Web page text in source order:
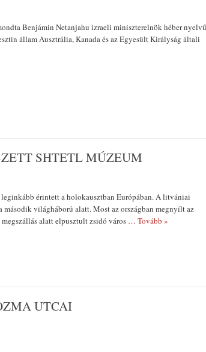
Benjámin Netanjahu izraeli miniszterelnök héber nyelvű
állam Ausztrália, Kanada és az Egyesült Királyság általi
SHTETL MÚZEUM
érintett a holokausztban Európában. A litvániai
világháború alatt. Most az országban megnyílt az
alatt elpusztult zsidó város … Tovább »
UTCAI